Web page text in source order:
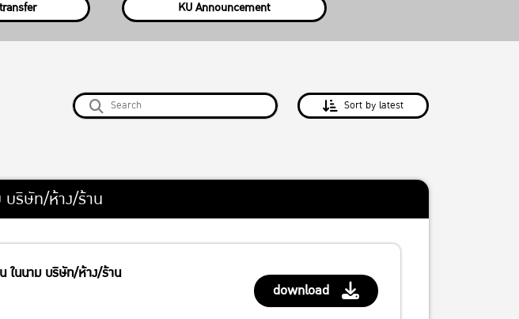
KU Announcement
Sort by latest
บริษัท/ห้าง/ร้าน
ในนาม บริษัท/ห้าง/ร้าน
download